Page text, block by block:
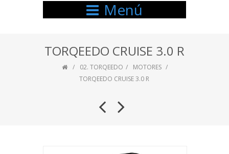
Menú
TORQEEDO CRUISE 3.0 R
02. TORQEEDO
MOTORES
TORQEEDO CRUISE 3.0 R